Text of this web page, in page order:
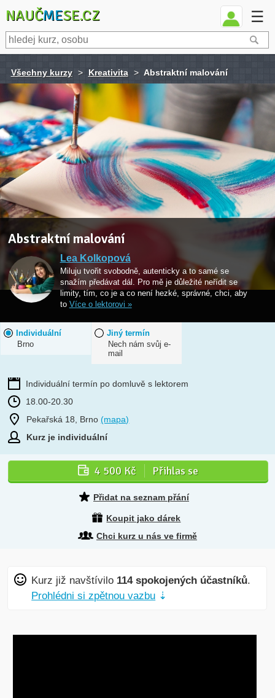
NAUČMESE.CZ ☰
Všechny kurzy > Kreativita > Abstraktní malování
Abstraktní malování
Lea Kolkopová
Miluju tvořit svobodně, autenticky a to samé se
snažím předávat dál. Pro mě je důležité neřídit se
limity, tím, co je a co není hezké, správné, chci, aby
to Více o lektorovi »
Individuální
Brno
Jiný termín
Nech nám svůj e-
mail
Individuální termín po domluvě s lektorem
18.00-20.30
Pekařská 18, Brno(mapa)
Kurz je individuální
4 500 Kč Přihlas se
Přidat na seznam přání
Koupit jako dárek
Chci kurz u nás ve firmě
Kurz již navštívilo 114 spokojených účastníků.
Prohlédni si zpětnou vazbu ⇣